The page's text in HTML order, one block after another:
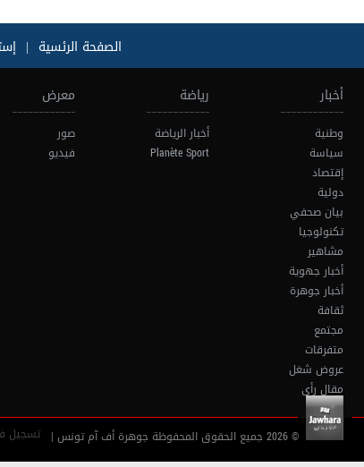
الصفحة الرئسية |
أخبار
وطنية
سياسة
إقتصاد
دولية
بيان صحفي
تكنولوجيا
مشاهير
أخبار جهوية
أخبار جوهرة
ثقافة
مجتمع
متفرقات
عروض شغل
مقال رأي
رياضة
أخبار الرياضة
Planète Sport
معرض
صور
فيديو
© 2026 جميع الحقوق المحفوظة جوهرة أف آم تونس | تسجيل